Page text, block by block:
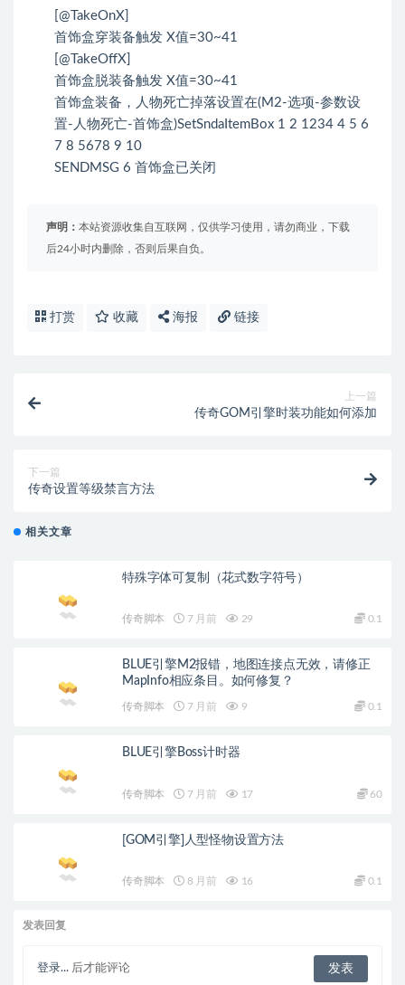
[@TakeOnX]
首饰盒穿装备触发 X值=30~41
[@TakeOffX]
首饰盒脱装备触发 X值=30~41
首饰盒装备，人物死亡掉落设置在(M2-选项-参数设
置-人物死亡-首饰盒)SetSndaItemBox 1 2 1234 4 5 6
7 8 5678 9 10
SENDMSG 6 首饰盒已关闭
声明： 本站资源收集自互联网，仅供学习使用，请勿商业，下载
后24小时内删除，否则后果自负。
打赏 收藏 海报 链接
上一篇
传奇GOM引擎时装功能如何添加
下一篇
传奇设置等级禁言方法
相关文章
特殊字体可复制（花式数字符号）
传奇脚本 7 月前 29 0.1
BLUE引擎M2报错，地图连接点无效，请修正
MapInfo相应条目。如何修复？
传奇脚本 7 月前 9 0.1
BLUE引擎Boss计时器
传奇脚本 7 月前 17 60
[GOM引擎]人型怪物设置方法
传奇脚本 8 月前 16 0.1
发表回复
登录... 后才能评论